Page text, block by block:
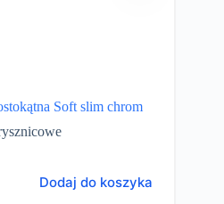
Soft slim chrom
Dodaj do koszyka